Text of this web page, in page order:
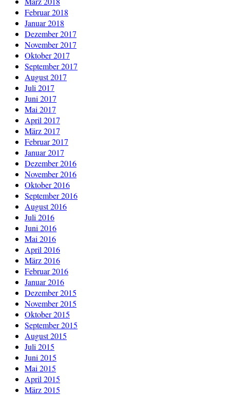
Februar 2018
Januar 2018
Dezember 2017
November 2017
Oktober 2017
September 2017
August 2017
Juli 2017
Juni 2017
Mai 2017
April 2017
März 2017
Februar 2017
Januar 2017
Dezember 2016
November 2016
Oktober 2016
September 2016
August 2016
Juli 2016
Juni 2016
Mai 2016
April 2016
März 2016
Februar 2016
Januar 2016
Dezember 2015
November 2015
Oktober 2015
September 2015
August 2015
Juli 2015
Juni 2015
Mai 2015
April 2015
März 2015